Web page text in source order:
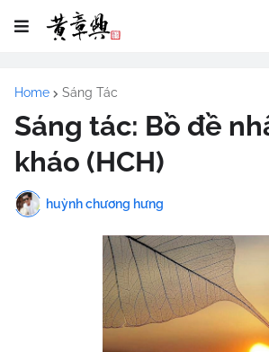
Home Sáng Tác
Sáng tác: Bồ đề
kháo (HCH)
huỳnh chương hưng